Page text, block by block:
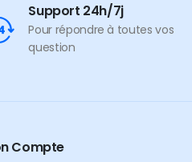
Support 24h/7j
Pour répondre à toutes vos
question
Compte